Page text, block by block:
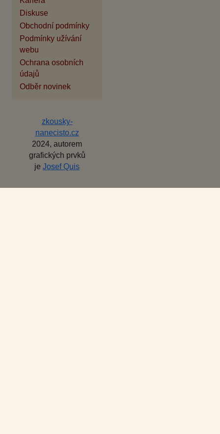
Diskuse
Obchodní podmínky
Podmínky užívání
webu
Ochrana osobních
údajů
Odběr novinek
zkousky-
nanecisto.cz
2024, autorem
grafických prvků
je Josef Quis